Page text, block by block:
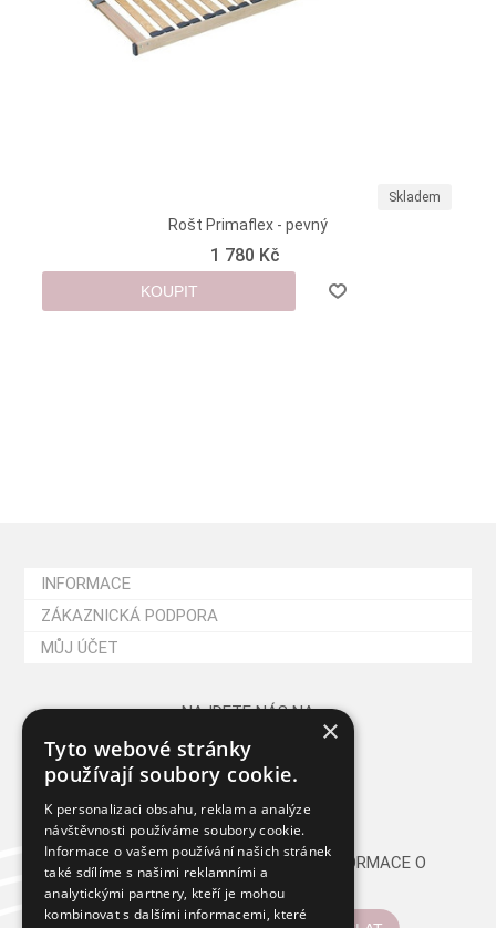
Skladem
Rošt Primaflex - pevný
1 780 Kč
KOUPIT
INFORMACE
ZÁKAZNICKÁ PODPORA
MŮJ ÚČET
NAJDETE NÁS NA
CHCETE PRAVIDELNĚ DOSTÁVAT INFORMACE O
NOVINKÁCH A AKCÍCH?
×
Tyto webové stránky
používají soubory cookie.
K personalizaci obsahu, reklam a analýze
návštěvnosti používáme soubory cookie.
Informace o vašem používání našich stránek
také sdílíme s našimi reklamními a
analytickými partnery, kteří je mohou
kombinovat s dalšími informacemi, které